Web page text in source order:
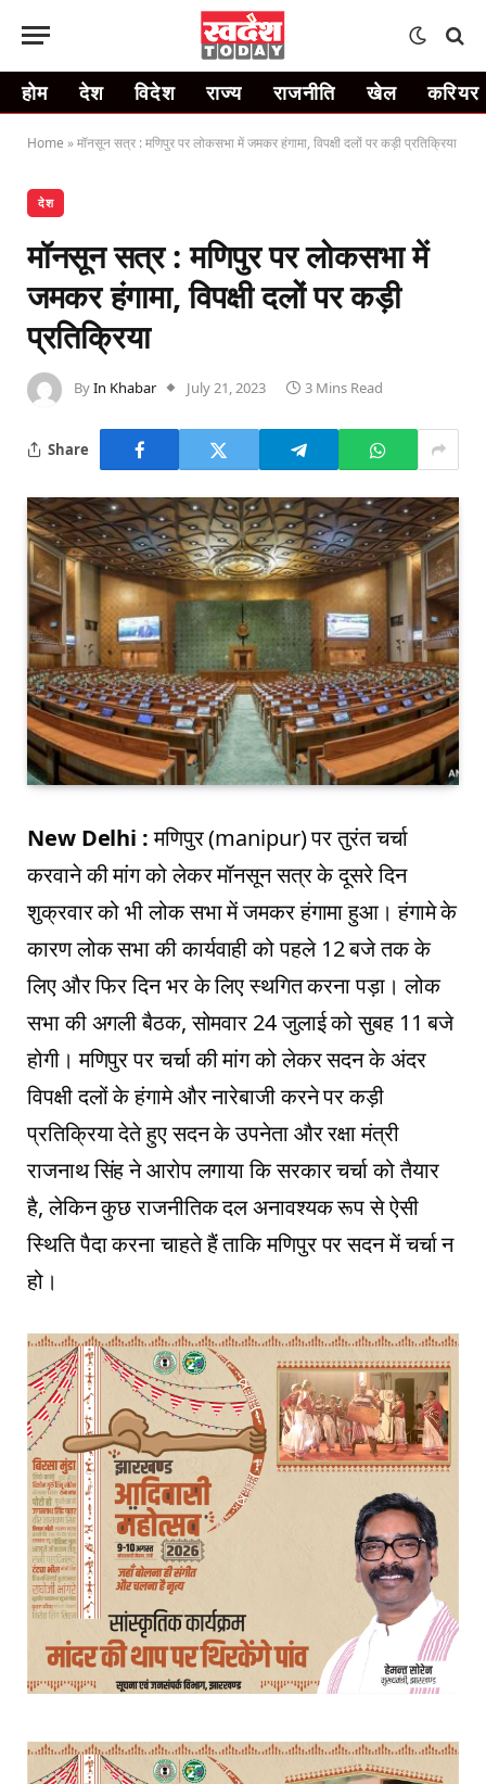
होम देश विदेश राज्य राजनीति खेल करियर
Home »मॉनसून सत्र : मणिपुर पर लोकसभा में जमकर हंगामा, विपक्षी दलों पर कड़ी प्रतिक्रिया
देश
मॉनसून सत्र : मणिपुर पर लोकसभा में
जमकर हंगामा, विपक्षी दलों पर कड़ी
प्रतिक्रिया
ByIn Khabar July 21, 2023 3 Mins Read
Share
New Delhi :मणिपुर (manipur) पर तुरंत चर्चा
करवाने की मांग को लेकर मॉनसून सत्र के दूसरे दिन
शुक्रवार को भी लोक सभा में जमकर हंगामा हुआ। हंगामे के
कारण लोक सभा की कार्यवाही को पहले 12 बजे तक के
लिए और फिर दिन भर के लिए स्थगित करना पड़ा। लोक
सभा की अगली बैठक, सोमवार 24 जुलाई को सुबह 11 बजे
होगी। मणिपुर पर चर्चा की मांग को लेकर सदन के अंदर
विपक्षी दलों के हंगामे और नारेबाजी करने पर कड़ी
प्रतिक्रिया देते हुए सदन के उपनेता और रक्षा मंत्री
राजनाथ सिंह ने आरोप लगाया कि सरकार चर्चा को तैयार
है, लेकिन कुछ राजनीतिक दल अनावश्यक रूप से ऐसी
स्थिति पैदा करना चाहते हैं ताकि मणिपुर पर सदन में चर्चा न
हो।